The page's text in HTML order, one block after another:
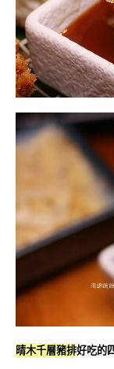
晴木千層豬排好吃的